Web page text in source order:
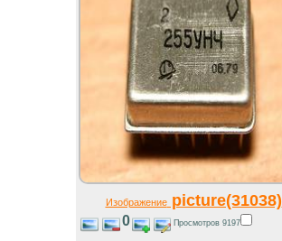
Изображениеpicture(31038)
0 Просмотров 9197